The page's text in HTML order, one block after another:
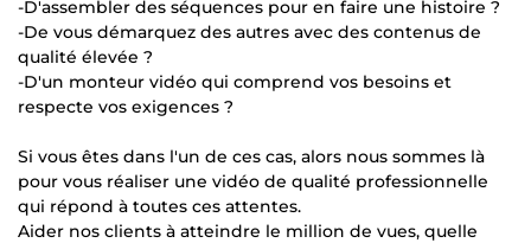
-D'assembler des séquences pour en faire une histoire ?
-De vous démarquez des autres avec des contenus de
qualité élevée ?
-D'un monteur vidéo qui comprend vos besoins et
respecte vos exigences ?
Si vous êtes dans l'un de ces cas, alors nous sommes là
pour vous réaliser une vidéo de qualité professionnelle
qui répond à toutes ces attentes.
Aider nos clients à atteindre le million de vues, quelle